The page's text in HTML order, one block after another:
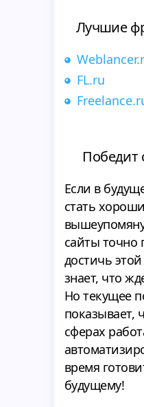
Лучшие
FL.ru
Если в
стать
сайты точно
достичь
знает, что
Но текущее
показывает,
сферах
время
будущему!